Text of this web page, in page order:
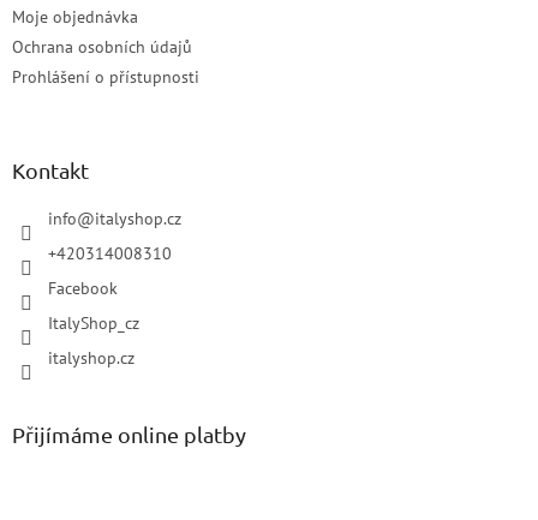
Moje objednávka
Ochrana osobních údajů
Prohlášení o přístupnosti
Kontakt
info@italyshop.cz
+420314008310
Facebook
ItalyShop_cz
italyshop.cz
Přijímáme online platby